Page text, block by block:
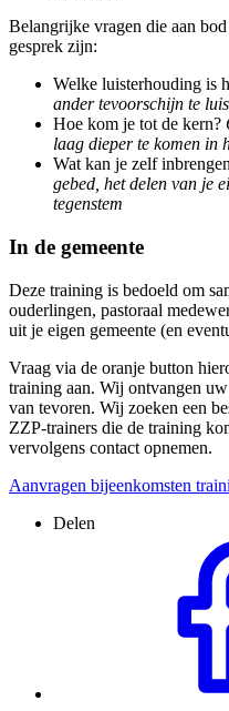
Belangrijke vragen die aan
gesprek zijn:
Welke luisterhouding is
ander tevoorschijn te
Hoe kom je tot de kern?
laag dieper te komen in
Wat kan je zelf
gebed, het delen van je
tegenstem
In de gemeente
Deze training is bedoeld om
ouderlingen, pastoraal
uit je eigen gemeente (en
Vraag via de oranje button
training aan. Wij ontvangen
van tevoren. Wij zoeken een
ZZP-trainers die de training
vervolgens contact opnemen.
Aanvragen bijeenkomsten
Delen